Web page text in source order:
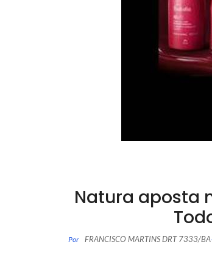
Natura aposta
Por FRANCISCO MARTINS DRT 7333/BA